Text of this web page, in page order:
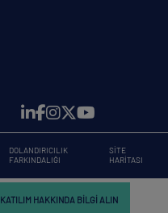
KATILIM HAKKINDA BILGI ALIN
DOLANDIRICILIK
FARKINDALIĞI
SITE
HARITASI